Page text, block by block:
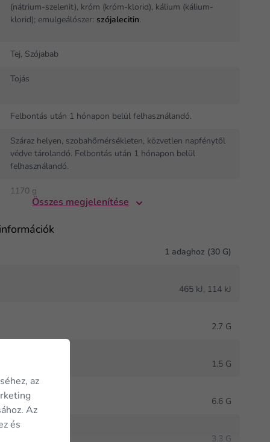
(nátrium-szelenit), króm (króm-klorid), kálium (kálium-
klorid); emulgeálószer: szójalecitin.
Tej, Szójabab
Tojás
Felbontás után 1 hónapon belül felhasználandó.
Száraz helyen, szobahőmérsékleten, közvetlen napfénytől
védve tárolandó. Felbontás után 1 hónapon belül
felhasználandó.
1170 g
Összes megjelenítése
1 adaghoz (30 G)
465 kJ, 114 kJ
2.7 G
1.5 G
6.6 G
3.3 G
az
Az
és